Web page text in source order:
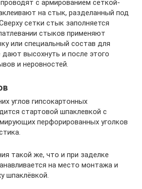
с армированием сеткой-
на стык, разделанный под
сетки стык заполняется
стыков применяют
или специальный состав для
высохнуть и после этого
и неровностей.
углов гипсокартонных
стартовой шпаклевкой с
перфорированных уголков
такой же, что и при заделке
на место монтажа и
шпаклёвкой.